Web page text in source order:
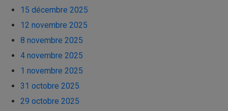
15 décembre 2025
12 novembre 2025
8 novembre 2025
4 novembre 2025
1 novembre 2025
31 octobre 2025
29 octobre 2025